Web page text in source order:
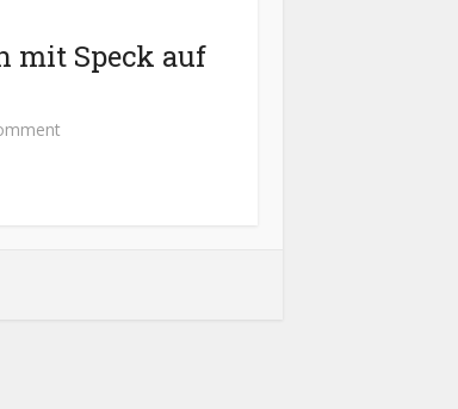
mit Speck auf